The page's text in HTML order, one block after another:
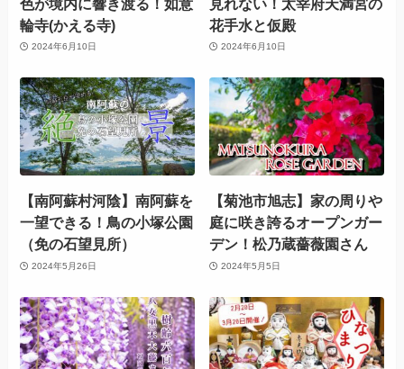
色が境内に響き渡る！如意
輪寺(かえる寺)
2024年6月10日
見れない！太宰府天満宮の
花手水と仮殿
2024年6月10日
【南阿蘇村河陰】南阿蘇を
一望できる！鳥の小塚公園
（免の石望見所）
2024年5月26日
【菊池市旭志】家の周りや
庭に咲き誇るオープンガー
デン！松乃蔵薔薇園さん
2024年5月5日